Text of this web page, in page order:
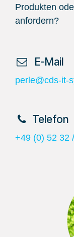
Produkten
anfordern?
​ E-Mail
perle@cds-it-
​Telefon
+49 (0) 52 32